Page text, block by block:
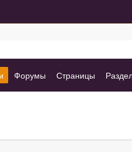
(вкладка
выбрано)
Форумы(вкладка)
Страницы(вкладка)